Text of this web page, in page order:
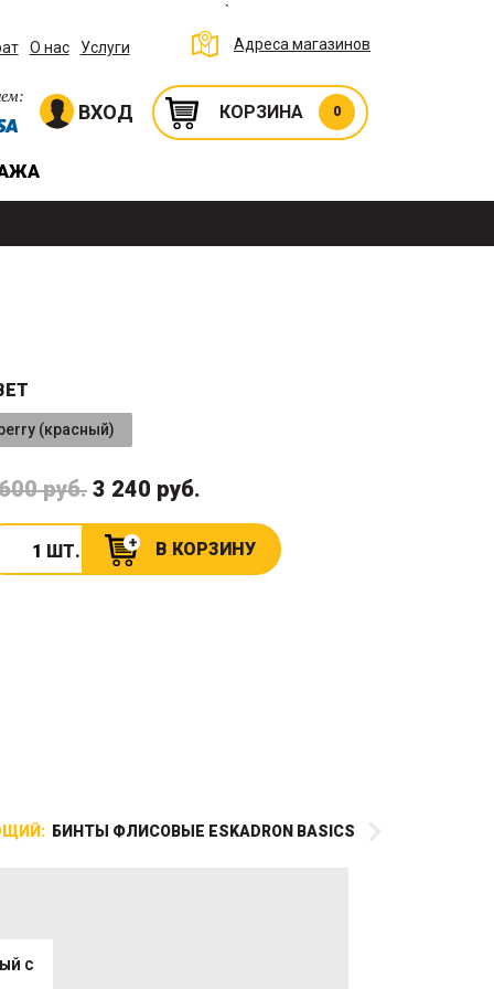
О нас Услуги
`
Адреса магазинов
ВХОД КОРЗИНА 0
(красный)
руб. 3 240 руб.
ШТ. В КОРЗИНУ
БИНТЫ ФЛИСОВЫЕ ESKADRON BASICS
С